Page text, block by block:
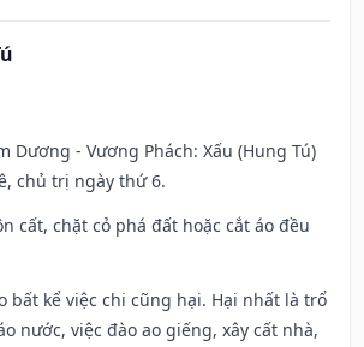
Dương - Vương Phách: Xấu (Hung Tú)
chủ trị ngày thứ 6.
cất, chặt cỏ phá đất hoặc cắt áo đều
bất kể việc chi cũng hại. Hại nhất là trổ
nước, việc đào ao giếng, xây cất nhà,